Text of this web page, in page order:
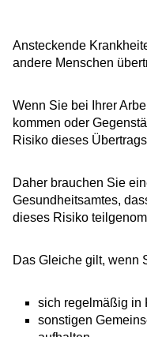
Ansteckende
andere Menschen
Wenn Sie bei Ihrer
kommen oder
Risiko dieses
Daher brauchen Sie
Gesundheitsamtes,
dieses Risiko
Das Gleiche gilt, wenn
sich regelmäßig in
sonstigen